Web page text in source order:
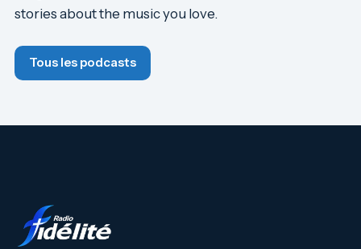
stories about the music you love.
Tous les podcasts